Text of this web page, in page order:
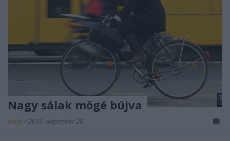
Nagy sálak mögé bújva
halar • 2016. december 20.